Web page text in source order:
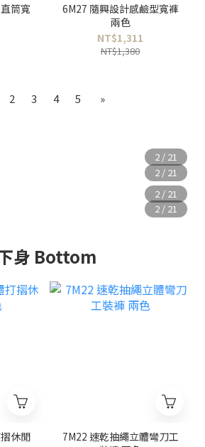
筒寬
6M27 隨興設計感鹼型寬褲
兩色
NT$1,311
NT$1,380
2 3 4 5 »
身 Bottom
休閒
7M22 速乾抽繩立體彎刀工